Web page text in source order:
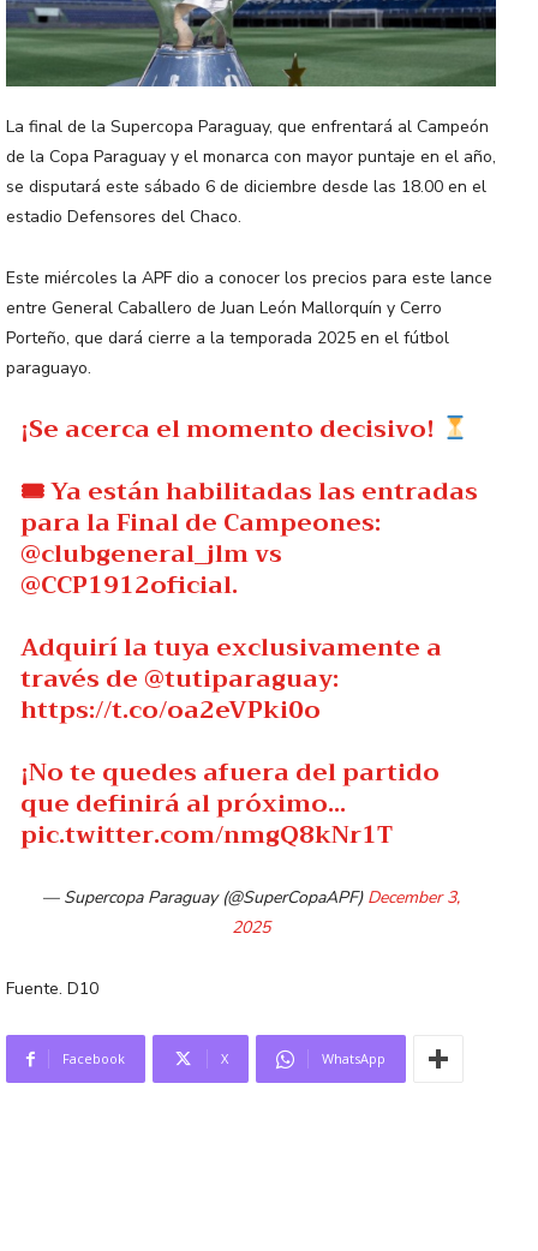
La final de la Supercopa Paraguay, que enfrentará al Campeón
de la Copa Paraguay y el monarca con mayor puntaje en el año,
se disputará este sábado 6 de diciembre desde las 18.00 en el
estadio Defensores del Chaco.
Este miércoles la APF dio a conocer los precios para este lance
entre General Caballero de Juan León Mallorquín y Cerro
Porteño, que dará cierre a la temporada 2025 en el fútbol
paraguayo.
¡Se acerca el momento decisivo!
🎟 Ya están habilitadas las entradas
para la Final de Campeones:
@clubgeneral_jlmvs
@CCP1912oficial.
Adquirí la tuya exclusivamente a
través de@tutiparaguay:
https://t.co/oa2eVPki0o
¡No te quedes afuera del partido
que definirá al próximo…
pic.twitter.com/nmgQ8kNr1T
— Supercopa Paraguay (@SuperCopaAPF) December 3,
2025
Fuente. D10
Facebook X WhatsApp